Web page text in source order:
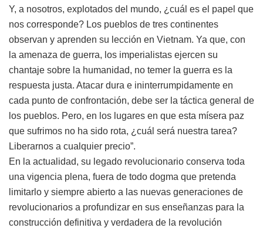
Y, a nosotros, explotados del mundo, ¿cuál es el papel que
nos corresponde? Los pueblos de tres continentes
observan y aprenden su lección en Vietnam. Ya que, con
la amenaza de guerra, los imperialistas ejercen su
chantaje sobre la humanidad, no temer la guerra es la
respuesta justa. Atacar dura e ininterrumpidamente en
cada punto de confrontación, debe ser la táctica general de
los pueblos. Pero, en los lugares en que esta mísera paz
que sufrimos no ha sido rota, ¿cuál será nuestra tarea?
Liberarnos a cualquier precio”.
En la actualidad, su legado revolucionario conserva toda
una vigencia plena, fuera de todo dogma que pretenda
limitarlo y siempre abierto a las nuevas generaciones de
revolucionarios a profundizar en sus enseñanzas para la
construcción definitiva y verdadera de la revolución